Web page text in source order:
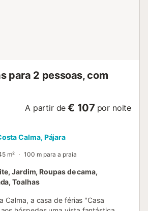
para 2 pessoas, com
A partir de € 107 por noite
Calma, Pájara
m² 100 m para a praia
Jardim, Roupas de cama,
Toalhas
Calma, a casa de férias "Casa